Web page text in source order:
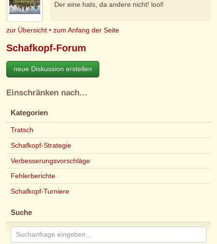
Der eine hats, da andere nicht! lool!
zur Übersicht •zum Anfang der Seite
Schafkopf-Forum
neue Diskussion erstellen
Einschränken nach…
Kategorien
Tratsch
Schafkopf-Strategie
Verbesserungsvorschläge
Fehlerberichte
Schafkopf-Turniere
Suche